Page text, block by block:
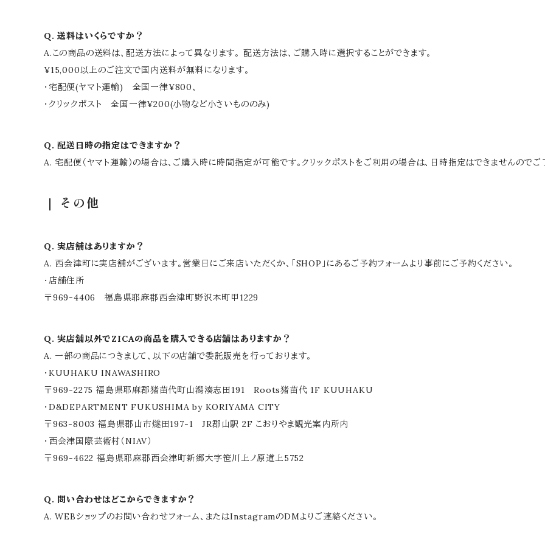
Q. 送料はいくらですか？
A.この商品の送料は、配送方法によって異なります。 配送方法は、ご購入時に選択することができます。
¥15,000以上のご注文で国内送料が無料になります。
・宅配便(ヤマト運輸) 全国一律¥800、
・クリックポスト 全国一律¥200(小物など小さいもののみ)
Q. 配送日時の指定はできますか？
A. 宅配便（ヤマト運輸）の場合は、ご購入時に時間指定が可能です。クリックポストをご利用の場合は、日時指定はできませんのでご
その他
Q. 実店舗はありますか？
A. 西会津町に実店舗がございます。営業日にご来店いただくか、「SHOP」にあるご予約フォームより事前にご予約ください。
・店舗住所
〒969-4406 福島県耶麻郡西会津町野沢本町甲1229
Q. 実店舗以外でZICAの商品を購入できる店舗はありますか？
A. 一部の商品につきまして、以下の店舗で委託販売を行っております。
・KUUHAKU INAWASHIRO
〒969-2275 福島県耶麻郡猪苗代町山潟湊志田191 Roots猪苗代 1F KUUHAKU
・D&DEPARTMENT FUKUSHIMA by KORIYAMA CITY
〒963-8003 福島県郡山市燧田197-1 JR郡山駅 2F こおりやま観光案内所内
・西会津国際芸術村（NIAV）
〒969-4622 福島県耶麻郡西会津町新郷大字笹川上ノ原道上5752
Q. 問い合わせはどこからできますか？
A. WEBショップのお問い合わせフォーム、またはInstagramのDMよりご連絡ください。